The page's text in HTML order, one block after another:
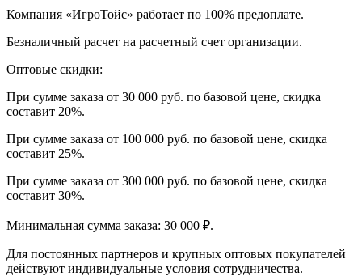
Компания «ИгроТойс» работает по 100% предоплате.
Безналичный расчет на расчетный счет организации.
Оптовые скидки:
При сумме заказа от 30 000 руб. по базовой цене, скидка
составит 20%.
При сумме заказа от 100 000 руб. по базовой цене, скидка
составит 25%.
При сумме заказа от 300 000 руб. по базовой цене, скидка
составит 30%.
Минимальная сумма заказа: 30 000 ₽.
Для постоянных партнеров и крупных оптовых покупателей
действуют индивидуальные условия сотрудничества.